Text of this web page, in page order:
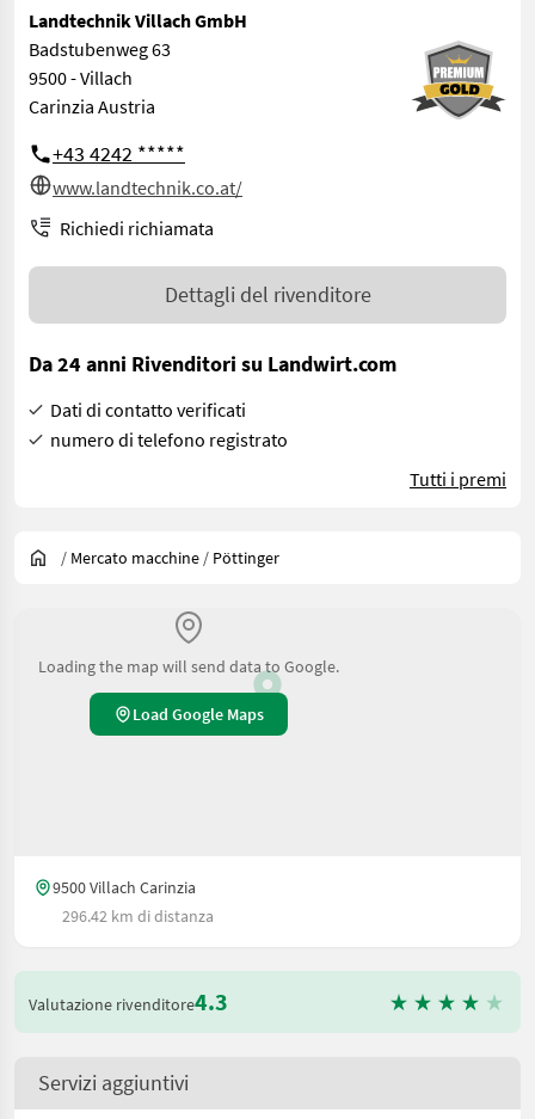
Landtechnik Villach GmbH
Badstubenweg 63
9500 - Villach
Carinzia Austria
+43 4242 *****
www.landtechnik.co.at/
Richiedi richiamata
Dettagli del rivenditore
Da 24 anni Rivenditori su Landwirt.com
Dati di contatto verificati
numero di telefono registrato
Tutti i premi
/ Mercato macchine / Pöttinger
Loading the map will send data to Google.
Load Google Maps
9500 Villach Carinzia
296.42 km di distanza
Valutazione rivenditore4.3
Servizi aggiuntivi